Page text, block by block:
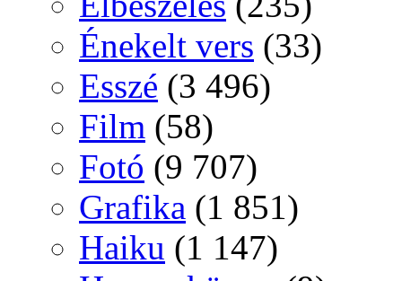
Énekelt vers (33)
Esszé (3 496)
Film (58)
Fotó (9 707)
Grafika (1 851)
Haiku (1 147)